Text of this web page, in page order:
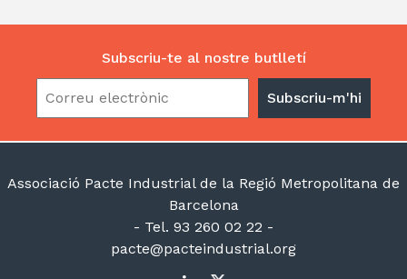
Subscriu-te al nostre butlletí
Associació Pacte Industrial de la Regió Metropolitana de
Barcelona
- Tel. 93 260 02 22 -
pacte@pacteindustrial.org